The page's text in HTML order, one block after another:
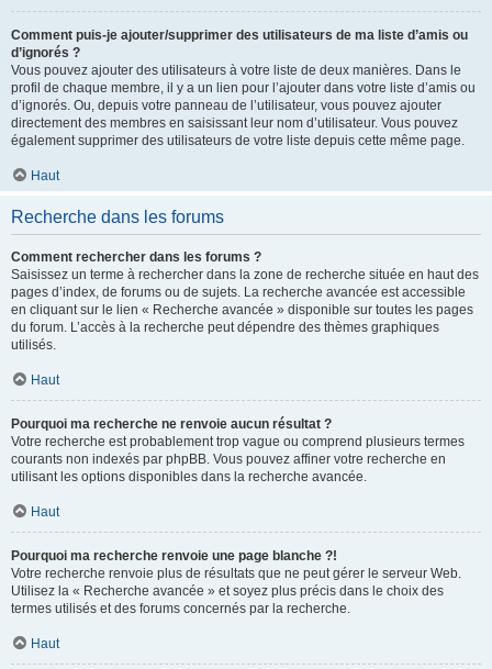
Comment puis-je ajouter/supprimer des utilisateurs de ma liste d’amis ou
d’ignorés ?
Vous pouvez ajouter des utilisateurs à votre liste de deux manières. Dans le
profil de chaque membre, il y a un lien pour l’ajouter dans votre liste d’amis ou
d’ignorés. Ou, depuis votre panneau de l’utilisateur, vous pouvez ajouter
directement des membres en saisissant leur nom d’utilisateur. Vous pouvez
également supprimer des utilisateurs de votre liste depuis cette même page.
Haut
Recherche dans les forums
Comment rechercher dans les forums ?
Saisissez un terme à rechercher dans la zone de recherche située en haut des
pages d’index, de forums ou de sujets. La recherche avancée est accessible
en cliquant sur le lien « Recherche avancée » disponible sur toutes les pages
du forum. L’accès à la recherche peut dépendre des thèmes graphiques
utilisés.
Haut
Pourquoi ma recherche ne renvoie aucun résultat ?
Votre recherche est probablement trop vague ou comprend plusieurs termes
courants non indexés par phpBB. Vous pouvez affiner votre recherche en
utilisant les options disponibles dans la recherche avancée.
Haut
Pourquoi ma recherche renvoie une page blanche ?!
Votre recherche renvoie plus de résultats que ne peut gérer le serveur Web.
Utilisez la « Recherche avancée » et soyez plus précis dans le choix des
termes utilisés et des forums concernés par la recherche.
Haut